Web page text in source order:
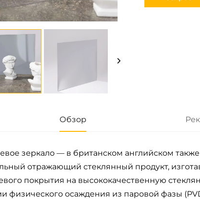
Обзор
зеркало — в британском английском
отражающий стеклянный продукт,
покрытия на высококачественную
физического осаждения из паровой фазы